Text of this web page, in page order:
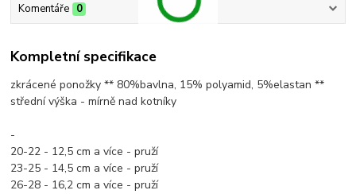
Komentáře 0
Kompletní specifikace
zkrácené ponožky ** 80%bavlna, 15% polyamid, 5%elastan **
střední výška - mírně nad kotníky
-
20-22 - 12,5 cm a více - pruží
23-25 - 14,5 cm a více - pruží
26-28 - 16,2 cm a více - pruží